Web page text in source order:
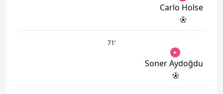
Carlo Holse
71’
Soner Aydoğdu